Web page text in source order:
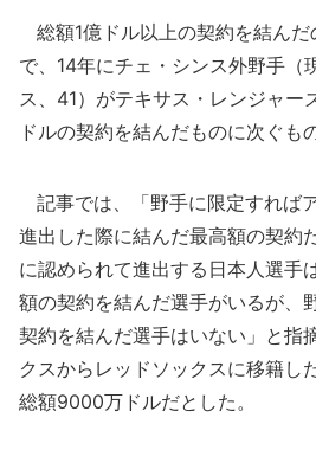
総額1億ドル以上の契約を結んだ
で、14年にチェ・シンス外野手（
ス、41）がテキサス・レンジャー
ドルの契約を結んだものに次ぐも
記事では、「野手に限定すれば
進出した際に結んだ最高額の契約
に認められて進出する日本人選手
額の契約を結んだ選手がいるが、
契約を結んだ選手はいない」と指
クスからレッドソックスに移籍し
総額9000万ドルだとした。